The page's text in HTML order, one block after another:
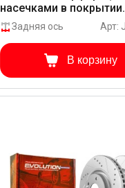
насечками в покрытии
GEOMET для Hyundai
GRANDEUR HG HG
Задняя ось Арт:
В корзину